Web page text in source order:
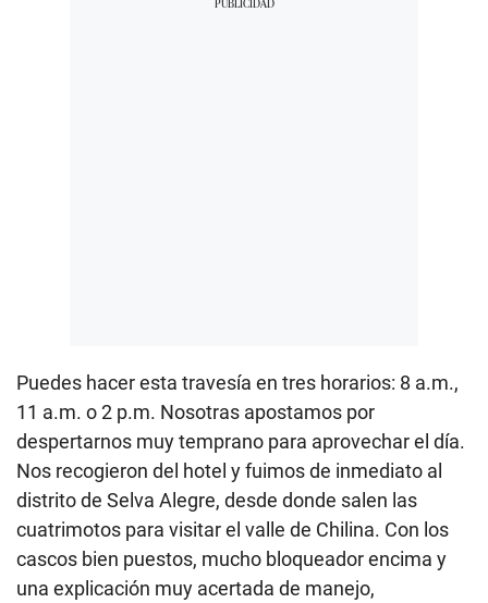
Puedes hacer esta travesía en tres horarios: 8 a.m.,
11 a.m. o 2 p.m. Nosotras apostamos por
despertarnos muy temprano para aprovechar el día.
Nos recogieron del hotel y fuimos de inmediato al
distrito de Selva Alegre, desde donde salen las
cuatrimotos para visitar el valle de Chilina. Con los
cascos bien puestos, mucho bloqueador encima y
una explicación muy acertada de manejo,